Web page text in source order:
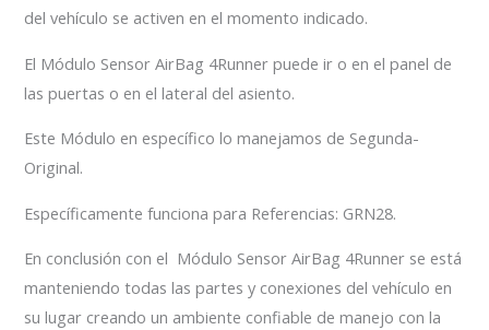
del vehículo se activen en el momento indicado.
El Módulo Sensor AirBag 4Runner puede ir o en el panel de
las puertas o en el lateral del asiento.
Este Módulo en específico lo manejamos de Segunda-
Original.
Específicamente funciona para Referencias: GRN28.
En conclusión con el Módulo Sensor AirBag 4Runner se está
manteniendo todas las partes y conexiones del vehículo en
su lugar creando un ambiente confiable de manejo con la